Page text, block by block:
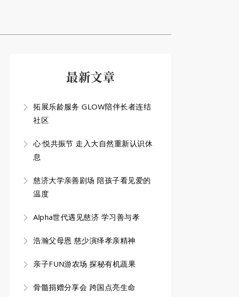
最新文章
拓展乐龄服务 GLOW陪伴长者连结
社区
心·悦共振节 走入大自然重新认识休
息
慈济大学亲善剧场 陪孩子看见爱的
温度
Alpha世代遇见慈济 学习善与孝
浩瀚父母恩 慈少演绎孝亲精神
亲子FUN游农场 探秘有机蔬果
骨髓捐赠分享会 跨国点亮生命